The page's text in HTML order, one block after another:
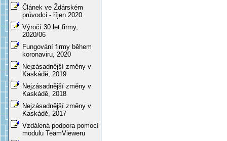
Článek ve Ždárském
průvodci - říjen 2020
Výročí 30 let firmy,
2020/06
Fungování firmy během
koronaviru, 2020
Nejzásadnější změny v
Kaskádě, 2019
Nejzásadnější změny v
Kaskádě, 2018
Nejzásadnější změny v
Kaskádě, 2017
Vzdálená podpora pomocí
modulu TeamVieweru